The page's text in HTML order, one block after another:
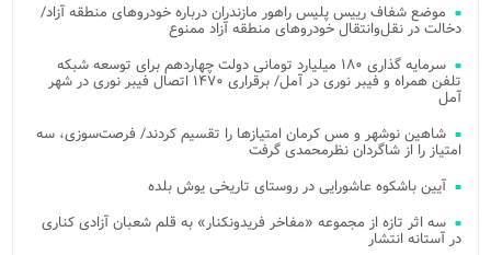
موضع شفاف رییس پلیس راهور مازندران درباره خودروهای منطقه آزاد/
دخالت در نقل‌وانتقال خودروهای منطقه آزاد ممنوع
سرمایه گذاری ۱۸۰ میلیارد تومانی دولت چهاردهم برای توسعه شبکه
تلفن همراه و فیبر نوری در آمل/ برقراری ۱۴۷۰ اتصال فیبر نوری در شهر
آمل
شاهین نوشهر و مس کرمان امتیازها را تقسیم کردند/ فرصت‌سوزی، سه
امتیاز را از شاگردان نظرمحمدی گرفت
آیین باشکوه عاشورایی در روستای تاریخی یوش بلده
سه اثر تازه از مجموعه «مفاخر فریدونکنار» به قلم شعبان آزادی کناری
در آستانه انتشار